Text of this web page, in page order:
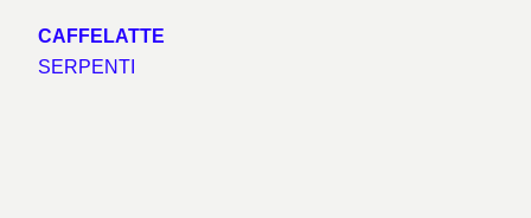
CAFFELATTE
SERPENTI